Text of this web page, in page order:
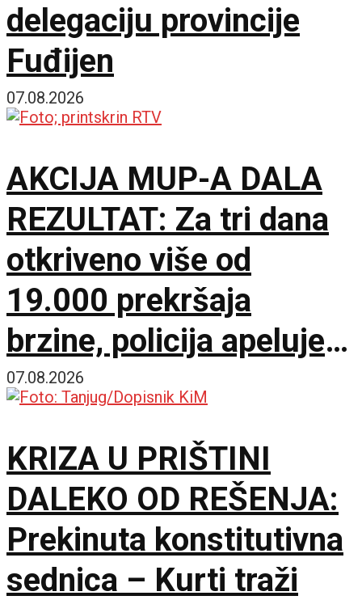
delegaciju provincije
Fuđijen
07.08.2026
AKCIJA MUP-A DALA
REZULTAT: Za tri dana
otkriveno više od
19.000 prekršaja
brzine, policija apeluje
na vozače pred burni
07.08.2026
KRIZA U PRIŠTINI
DALEKO OD REŠENJA:
Prekinuta konstitutivna
sednica – Kurti traži